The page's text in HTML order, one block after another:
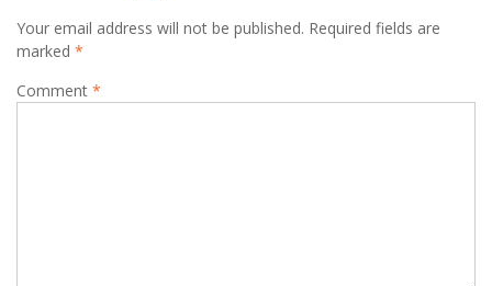
Your email address will not be published. Required fields are
marked *
Comment *